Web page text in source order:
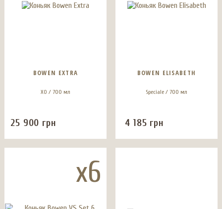
BOWEN EXTRA
ХО / 700 мл
25 900 грн
BOWEN ELISABETH
Speciale / 700 мл
4 185 грн
x6